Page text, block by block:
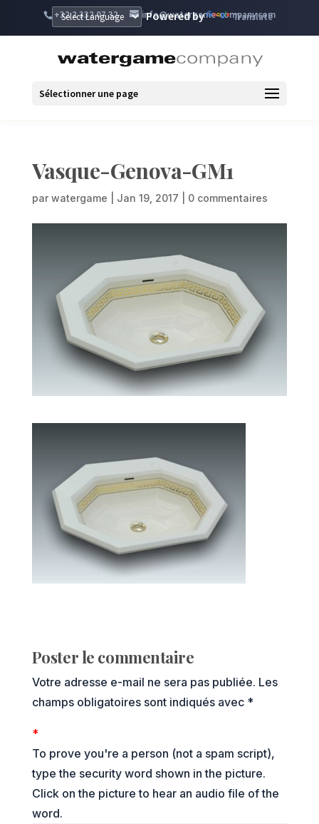
+32 2 332 07 32 info@watergame-company.com
Powered by Translate
Sélectionner une page
Vasque-Genova-GM1
par watergame Jan 19, 2017 0 commentaires
Poster le commentaire
Votre adresse e-mail ne sera pas publiée. Les
champs obligatoires sont indiqués avec *
*
To prove you're a person (not a spam script),
type the security word shown in the picture.
Click on the picture to hear an audio file of the
word.